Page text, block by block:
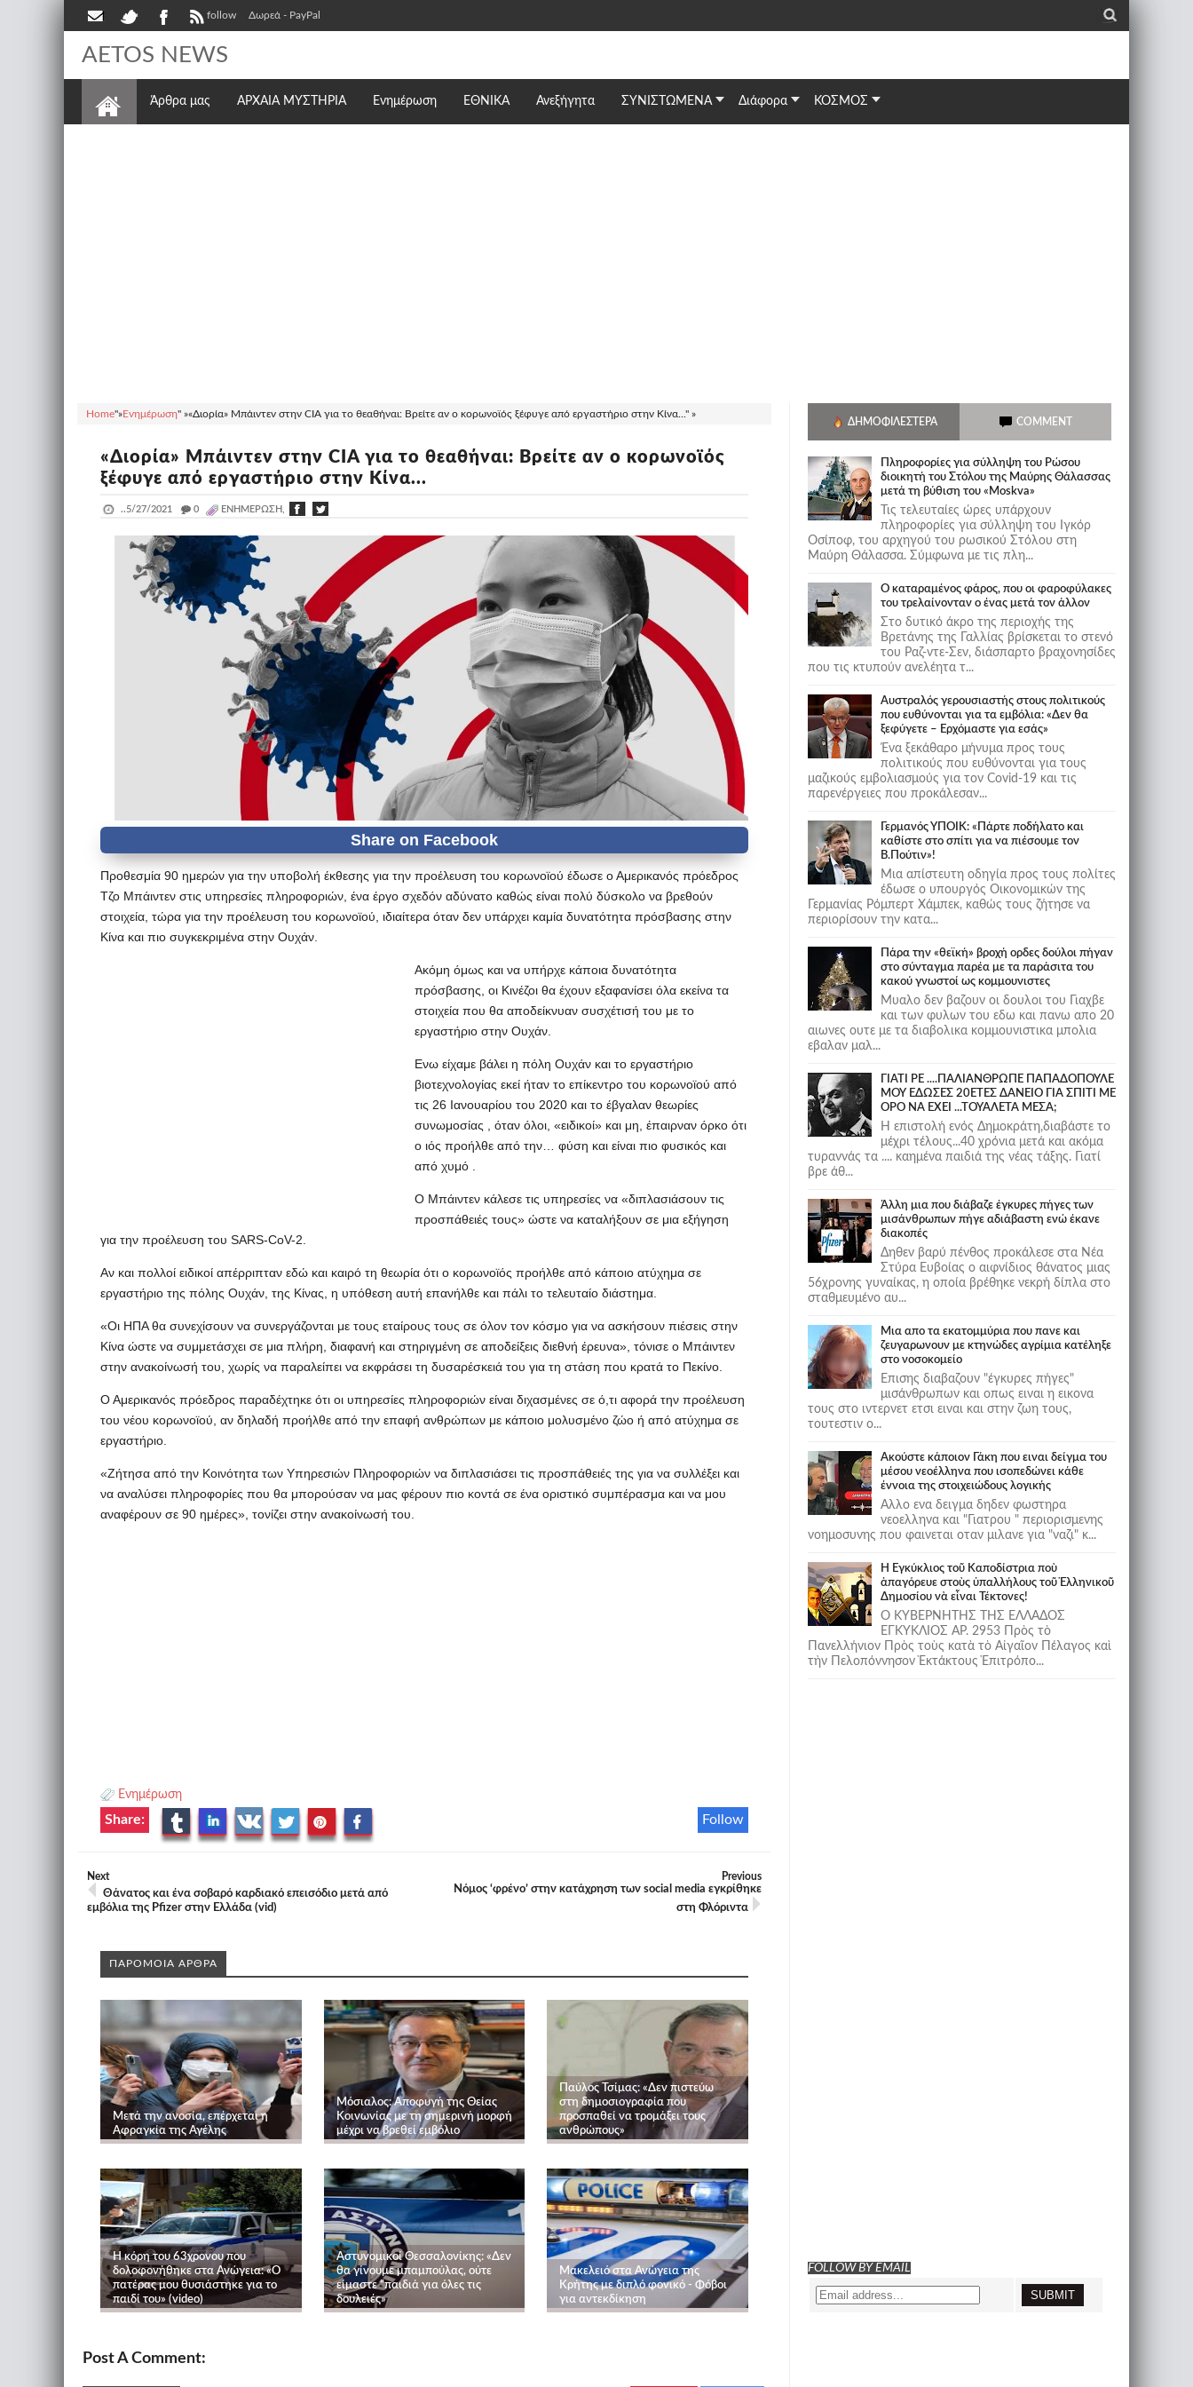
follow Δωρεά - PayPal _
AETOS NEWS
Άρθρα μας ΑΡΧΑΙΑ ΜΥΣΤΗΡΙΑ Ενημέρωση ΕΘΝΙΚΆ Ανεξήγητα ΣΥΝΙΣΤΩΜΕΝΑ Διάφορα ΚΟΣΜΟΣ
Home"»Ενημέρωση" »«Διορία» Μπάιντεν στην CIA για το θεαθήναι: Βρείτε αν ο κορωνοϊός ξέφυγε από εργαστήριο στην Κίνα..." »
«Διορία» Μπάιντεν στην CIA για το θεαθήναι: Βρείτε αν ο κορωνοϊός
ξέφυγε από εργαστήριο στην Κίνα...
..5/27/2021 _ 0 ΕΝΗΜΈΡΩΣΗ,
Προθεσμία 90 ημερών για την υποβολή έκθεσης για την προέλευση του κορωνοϊού έδωσε ο Αμερικανός πρόεδρος
Τζο Μπάιντεν στις υπηρεσίες πληροφοριών, ένα έργο σχεδόν αδύνατο καθώς είναι πολύ δύσκολο να βρεθούν
στοιχεία, τώρα για την προέλευση του κορωνοϊού, ιδιαίτερα όταν δεν υπάρχει καμία δυνατότητα πρόσβασης στην
Κίνα και πιο συγκεκριμένα στην Ουχάν.
Ακόμη όμως και να υπήρχε κάποια δυνατότητα
πρόσβασης, οι Κινέζοι θα έχουν εξαφανίσει όλα εκείνα τα
στοιχεία που θα αποδείκνυαν συσχέτισή του με το
εργαστήριο στην Ουχάν.
Eνω είχαμε βάλει η πόλη Ουχάν και το εργαστήριο
βιοτεχνολογίας εκεί ήταν το επίκεντρο του κορωνοϊού από
τις 26 Ιανουαρίου του 2020 και το έβγαλαν θεωρίες
συνωμοσίας , όταν όλοι, «ειδικοί» και μη, έπαιρναν όρκο ότι
ο ιός προήλθε από την… φύση και είναι πιο φυσικός και
από χυμό .
Ο Μπάιντεν κάλεσε τις υπηρεσίες να «διπλασιάσουν τις
προσπάθειές τους» ώστε να καταλήξουν σε μια εξήγηση
για την προέλευση του SARS-CoV-2.
Αν και πολλοί ειδικοί απέρριπταν εδώ και καιρό τη θεωρία ότι ο κορωνοϊός προήλθε από κάποιο ατύχημα σε
εργαστήριο της πόλης Ουχάν, της Κίνας, η υπόθεση αυτή επανήλθε και πάλι το τελευταίο διάστημα.
«Οι ΗΠΑ θα συνεχίσουν να συνεργάζονται με τους εταίρους τους σε όλον τον κόσμο για να ασκήσουν πιέσεις στην
Κίνα ώστε να συμμετάσχει σε μια πλήρη, διαφανή και στηριγμένη σε αποδείξεις διεθνή έρευνα», τόνισε ο Μπάιντεν
στην ανακοίνωσή του, χωρίς να παραλείπει να εκφράσει τη δυσαρέσκειά του για τη στάση που κρατά το Πεκίνο.
Ο Αμερικανός πρόεδρος παραδέχτηκε ότι οι υπηρεσίες πληροφοριών είναι διχασμένες σε ό,τι αφορά την προέλευση
του νέου κορωνοϊού, αν δηλαδή προήλθε από την επαφή ανθρώπων με κάποιο μολυσμένο ζώο ή από ατύχημα σε
εργαστήριο.
«Ζήτησα από την Κοινότητα των Υπηρεσιών Πληροφοριών να διπλασιάσει τις προσπάθειές της για να συλλέξει και
να αναλύσει πληροφορίες που θα μπορούσαν να μας φέρουν πιο κοντά σε ένα οριστικό συμπέρασμα και να μου
αναφέρουν σε 90 ημέρες», τονίζει στην ανακοίνωσή του.
Ενημέρωση
Follow
Share:
Next
Θάνατος και ένα σοβαρό καρδιακό επεισόδιο μετά από
εμβόλια της Pfizer στην Ελλάδα (vid)
Previous
Νόμος ‘φρένο’ στην κατάχρηση των social media εγκρίθηκε
στη Φλόριντα
ΠΑΡΟΜΟΙΑ ΑΡΘΡΑ
Μετά την ανοσία, επέρχεται η
Αφραγκία της Αγέλης
Μόσιαλος: Αποφυγή της Θείας
Κοινωνίας με τη σημερινή μορφή
μέχρι να βρεθεί εμβόλιο
Παύλος Τσίμας: «Δεν πιστεύω
στη δημοσιογραφία που
προσπαθεί να τρομάξει τους
ανθρώπους»
Η κόρη του 63χρονου που
δολοφονήθηκε στα Ανώγεια: «Ο
πατέρας μου θυσιάστηκε για το
παιδί του» (video)
Αστυνομικοί Θεσσαλονίκης: «Δεν
θα γίνουμε μπαμπούλας, ούτε
είμαστε “παιδιά για όλες τις
δουλειές»
Μακελειό στα Ανώγεια της
Κρήτης με διπλό φονικό - Φόβοι
για αντεκδίκηση
Post A Comment:
ΔΗΜΟΦΙΛΈΣΤΕΡΑ COMMENT
Πληροφορίες για σύλληψη του Ρώσου
διοικητή του Στόλου της Mαύρης Θάλασσας
μετά τη βύθιση του «Moskva»
Τις τελευταίες ώρες υπάρχουν
πληροφορίες για σύλληψη του Ιγκόρ
Οσίποφ, του αρχηγού του ρωσικού Στόλου στη
Μαύρη Θάλασσα. Σύμφωνα με τις πλη...
Ο καταραμένος φάρος, που οι φαροφύλακες
του τρελαίνονταν ο ένας μετά τον άλλον
Στο δυτικό άκρο της περιοχής της
Βρετάνης της Γαλλίας βρίσκεται το στενό
του Ραζ-ντε-Σεν, διάσπαρτο βραχονησίδες
που τις κτυπούν ανελέητα τ...
Αυστραλός γερουσιαστής στους πολιτικούς
που ευθύνονται για τα εμβόλια: «Δεν θα
ξεφύγετε – Ερχόμαστε για εσάς»
Ένα ξεκάθαρο μήνυμα προς τους
πολιτικούς που ευθύνονται για τους
μαζικούς εμβολιασμούς για τον Covid-19 και τις
παρενέργειες που προκάλεσαν...
Γερμανός ΥΠΟΙΚ: «Πάρτε ποδήλατο και
καθίστε στο σπίτι για να πιέσουμε τον
Β.Πούτιν»!
Μια απίστευτη οδηγία προς τους πολίτες
έδωσε ο υπουργός Οικονομικών της
Γερμανίας Ρόμπερτ Χάμπεκ, καθώς τους ζήτησε να
περιορίσουν την κατα...
Πάρα την «θεϊκή» βροχή ορδες δούλοι πήγαν
στο σύνταγμα παρέα με τα παράσιτα του
κακού γνωστοί ως κομμουνιστες
Μυαλο δεν βαζουν οι δουλοι του Γιαχβε
και των φυλων του εδω και πανω απο 20
αιωνες ουτε με τα διαβολικα κομμουνιστικα μπολια
εβαλαν μαλ...
ΓΙΑΤΙ ΡΕ ....ΠΑΛΙΑΝΘΡΩΠΕ ΠΑΠΑΔΟΠΟΥΛΕ
ΜΟΥ ΕΔΩΣΕΣ 20ΕΤΕΣ ΔΑΝΕΙΟ ΓΙΑ ΣΠΙΤΙ ΜΕ
ΟΡΟ ΝΑ ΕΧΕΙ ...ΤΟΥΑΛΕΤΑ ΜΕΣΑ;
Η επιστολή ενός Δημοκράτη,διαβάστε το
μέχρι τέλους...40 χρόνια μετά και ακόμα
τυραννάς τα .... καημένα παιδιά της νέας τάξης. Γιατί
βρε άθ...
Άλλη μια που διάβαζε έγκυρες πήγες των
μισάνθρωπων πήγε αδιάβαστη ενώ έκανε
διακοπές
Δηθεν βαρύ πένθος προκάλεσε στα Νέα
Στύρα Ευβοίας ο αιφνίδιος θάνατος μιας
56χρονης γυναίκας, η οποία βρέθηκε νεκρή δίπλα στο
σταθμευμένο αυ...
Μια απο τα εκατομμύρια που πανε και
ζευγαρωνουν με κτηνώδες αγρίμια κατέληξε
στο νοσοκομείο
Επισης διαβαζουν "έγκυρες πήγες"
μισάνθρωπων και οπως ειναι η εικονα
τους στο ιντερνετ ετσι ειναι και στην ζωη τους,
τουτεστιν ο...
Ακούστε κάποιον Γάκη που ειναι δείγμα του
μέσου νεοέλληνα που ισοπεδώνει κάθε
έννοια της στοιχειώδους λογικής
Αλλο ενα δειγμα δηδεν φωστηρα
νεοελληνα και "Γιατρου " περιορισμενης
νοημοσυνης που φαινεται οταν μιλανε για "ναζι" κ...
Ἡ Ἐγκύκλιος τοῦ Καποδίστρια ποὺ
ἀπαγόρευε στοὺς ὑπαλλήλους τοῦ Ἑλληνικοῦ
Δημοσίου νὰ εἶναι Τέκτονες!
Ο ΚΥΒΕΡΝΗΤΗΣ ΤΗΣ ΕΛΛΑΔΟΣ
ΕΓΚΥΚΛΙΟΣ ΑΡ. 2953 Πρὸς τὸ
Πανελλήνιον Πρὸς τοὺς κατὰ τὸ Αἰγαῖον Πέλαγος καὶ
τὴν Πελοπόννησον Ἐκτάκτους Ἐπιτρόπο...
FOLLOW BY EMAIL